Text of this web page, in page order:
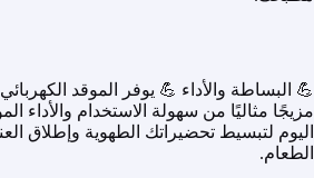
مزيجًا مثاليًا من سهولة الاستخدام والأداء
اليوم لتبسيط تحضيراتك الطهوية وإطلاق
الطعام.